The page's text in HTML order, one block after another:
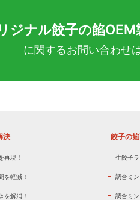
ジナル餃子の餡OEM
に関するお問い合わせ
決
再現！
を軽減！
を解消！
餃子の
生餃子
調合ミン
調合ミ